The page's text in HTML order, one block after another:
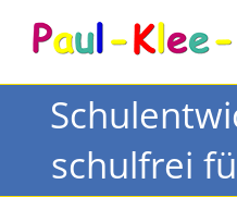
Inhalt
schulfrei